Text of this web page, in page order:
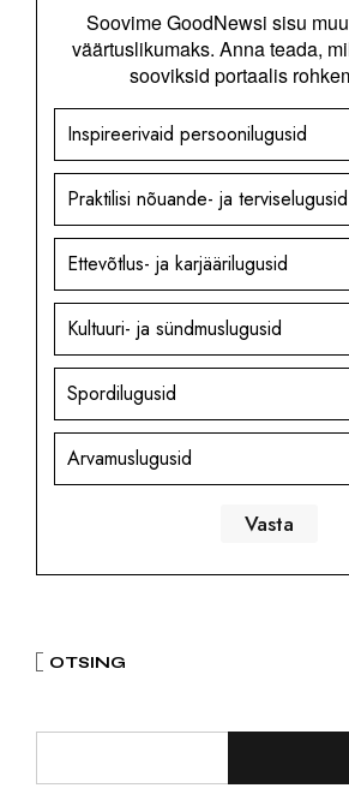
Soovime GoodNewsi sisu
väärtuslikumaks. Anna teada,
sooviksid portaalis
Inspireerivaid persoonilugusid
Praktilisi nõuande- ja terviselugusid
Ettevõtlus- ja karjäärilugusid
Kultuuri- ja sündmuslugusid
Spordilugusid
Arvamuslugusid
OTSING